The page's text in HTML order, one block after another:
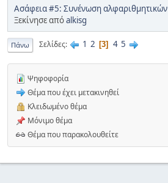
Ασάφεια #5: Συνένωση αλφαριθμητικών
Ξεκίνησε απόalkisg
Πάνω Σελίδες 1 2 3 4 5
Ψηφοφορία
Θέμα που έχει μετακινηθεί
Κλειδωμένο θέμα
Μόνιμο θέμα
Θέμα που παρακολουθείτε